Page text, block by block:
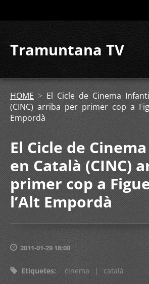
Tramuntana TV
HOME > El Cicle de Cinema
(CINC) arriba per primer cop a
Empordà
El Cicle de
en Català (CINC)
primer cop a
l’Alt Empordà
2011-01-29 18:00
Etiquetes: cinema | català